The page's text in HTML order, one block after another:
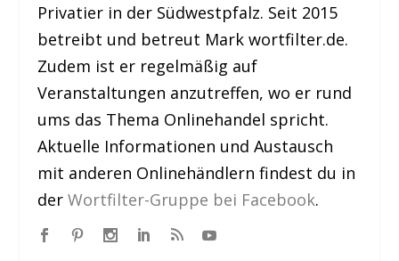
Privatier in der Südwestpfalz. Seit 2015
betreibt und betreut Mark wortfilter.de.
Zudem ist er regelmäßig auf
Veranstaltungen anzutreffen, wo er rund
ums das Thema Onlinehandel spricht.
Aktuelle Informationen und Austausch
mit anderen Onlinehändlern findest du in
derWortfilter-Gruppe bei Facebook.